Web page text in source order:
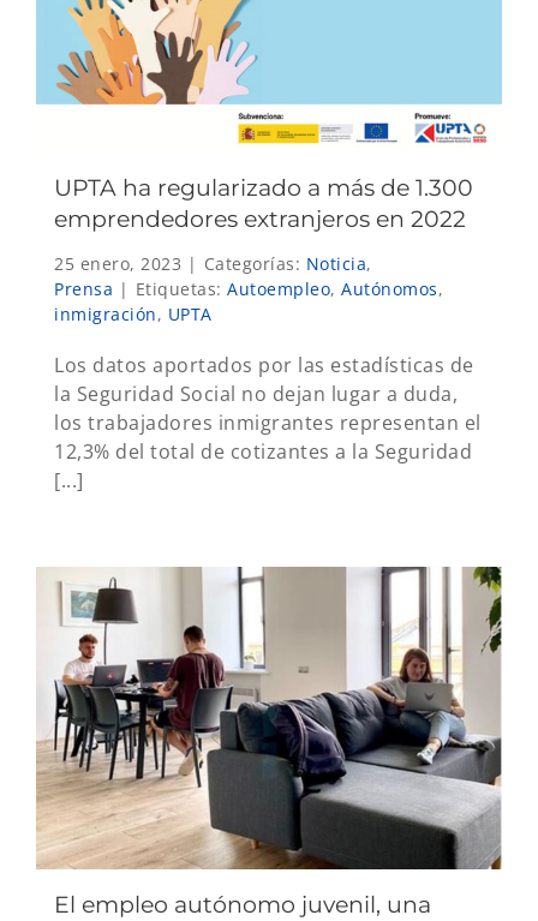
UPTA ha regularizado a más de 1.300
emprendedores extranjeros en 2022
25 enero, 2023 | Categorías: Noticia,
Prensa | Etiquetas: Autoempleo, Autónomos,
inmigración, UPTA
Los datos aportados por las estadísticas de
la Seguridad Social no dejan lugar a duda,
los trabajadores inmigrantes representan el
12,3% del total de cotizantes a la Seguridad
[...]
El empleo autónomo juvenil, una